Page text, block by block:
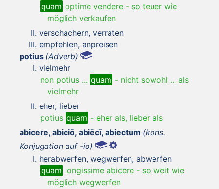
quam optime vendere - so teuer wie
möglich verkaufen
verschachern, verraten
empfehlen, anpreisen
potius (Adverb)
vielmehr
non potius ... quam - nicht sowohl ... als
vielmehr
eher, lieber
potius quam - eher als, lieber als
abicere, abiciō, abiēcī, abiectum (kons.
Konjugation auf -io)
herabwerfen, wegwerfen, abwerfen
quam longissime abicere - so weit wie
möglich wegwerfen